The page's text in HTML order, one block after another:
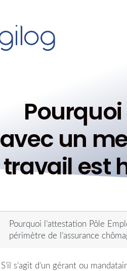
Pourquoi
avec un
travail est
Pourquoi l’attestation Pôle
périmètre de l’assurance
S’il s’agit d’un gérant ou